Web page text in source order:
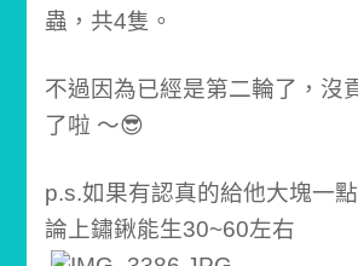
蟲，共4隻。
不過因為已經是第二輪了，沒
了啦 ～😎
p.s.如果有認真的給他大塊一
論上鏽鍬能生30~60左右